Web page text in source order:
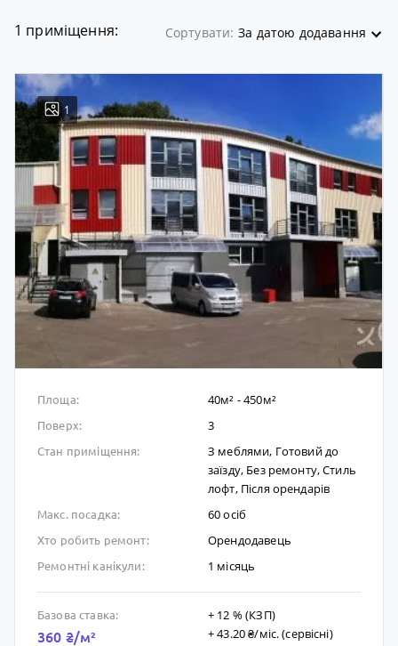
1 приміщення: Сортувати: За датою додавання
1
Площа: 40м² - 450м²
Поверх: 3
Стан приміщення:
З меблями, Готовий до
заïзду, Без ремонту, Стиль
лофт, Після орендарів
Макс. посадка: 60 осіб
Хто робить ремонт: Орендодавець
Ремонтні канікули: 1 місяць
Базова ставка:
360 ₴/м²
+ 12 % (КЗП)
+ 43.20 ₴/мic. (сервісні)